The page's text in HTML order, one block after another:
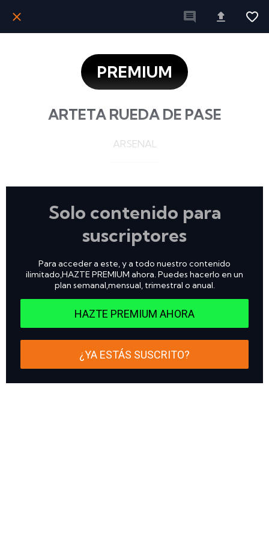
PREMIUM
ARTETA RUEDA DE PASE
ARSENAL
Solo contenido para
suscriptores
Para acceder a este, y a todo nuestro contenido
ilimitado,HAZTE PREMIUM ahora. Puedes hacerlo en un
plan semanal,mensual, trimestral o anual.
HAZTE PREMIUM AHORA
¿YA ESTÁS SUSCRITO?